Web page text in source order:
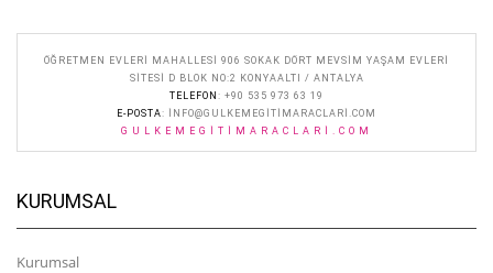
ÖĞRETMEN EVLERI MAHALLESI 906 SOKAK DÖRT MEVSIM YAŞAM EVLERI
SITESI D BLOK NO:2 KONYAALTI / ANTALYA
TELEFON : +90 535 973 63 19
E-POSTA:
INFO@GULKEMEGITIMARACLARI.COM
GULKEMEGITIMARACLARI.COM
KURUMSAL
Kurumsal